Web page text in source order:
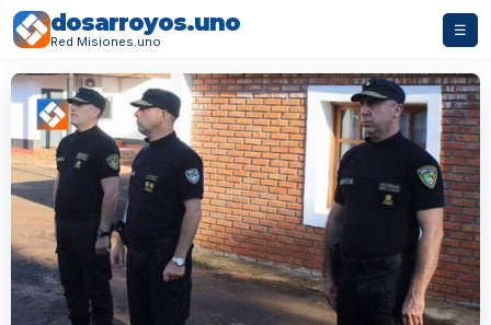
dosarroyos.uno
Red Misiones.uno
☰